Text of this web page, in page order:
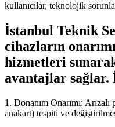
kullanıcılar, teknolojik
İstanbul Teknik
cihazların
hizmetleri
avantajlar sağlar.
1. Donanım Onarımı:
anakart) tespiti ve